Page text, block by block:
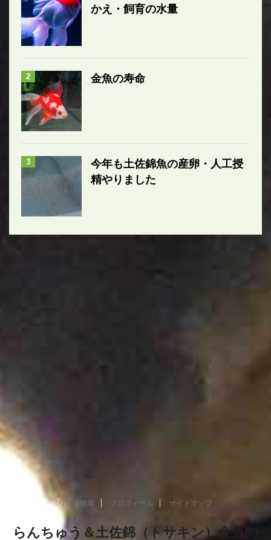
かえ・飼育の水量
2 金魚の寿命
3
今年も土佐錦魚の産卵・人工授
精やりました
リンク情報 プロフィール サイトマップ
らんちゅう＆土佐錦（トサキン）金魚の